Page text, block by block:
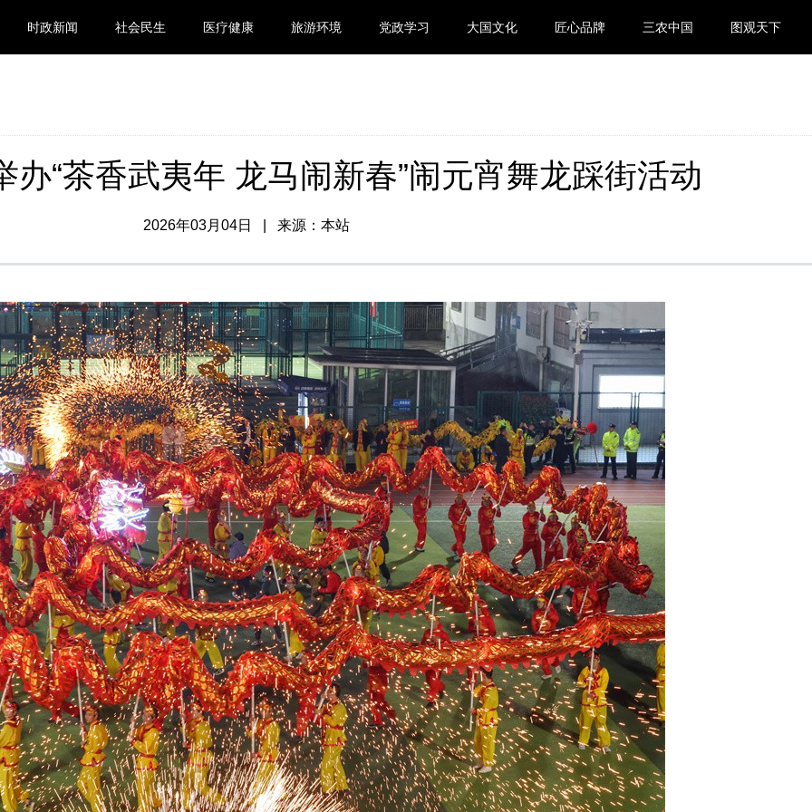
时政新闻 社会民生 医疗健康 旅游环境 党政学习 大国文化 匠心品牌 三农中国 图观天下
办“茶香武夷年 龙马闹新春”闹元宵舞龙踩街活动
2026年03月04日 | 来源：本站